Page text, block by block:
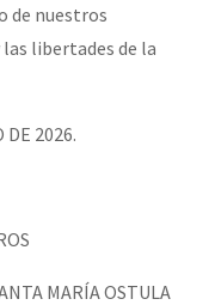
de nuestros
libertades de la
DE 2026.
MARÍA OSTULA